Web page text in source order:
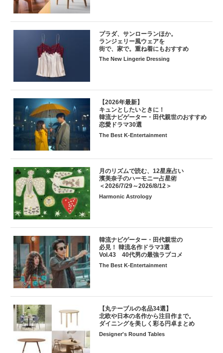
プラダ、サンローランほか。
ランジェリー風ウェアを
街で、家で。重ね着にもおすすめ
The New Lingerie Dressing
【2026年最新】
キュンとしたいときに！
韓流ナビゲーター・田代親世のおすすめ
恋愛ドラマ30選
The Best K-Entertainment
月のリズムで読む、12星座占い
濱美奈子のハーモニー占星術
＜2026/7/29～2026/8/12＞
Harmonic Astrology
韓流ナビゲーター・田代親世の
必見！ 韓流名作ドラマ3選
Vol.43 40代男の最強ラブコメ
The Best K-Entertainment
【丸テーブルの名品34選】
北欧や日本の名作から注目作まで。
ダイニングを美しく彩る円卓まとめ
Designer's Round Tables